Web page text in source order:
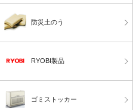
防災土のう
RYOBI製品
ゴミストッカー